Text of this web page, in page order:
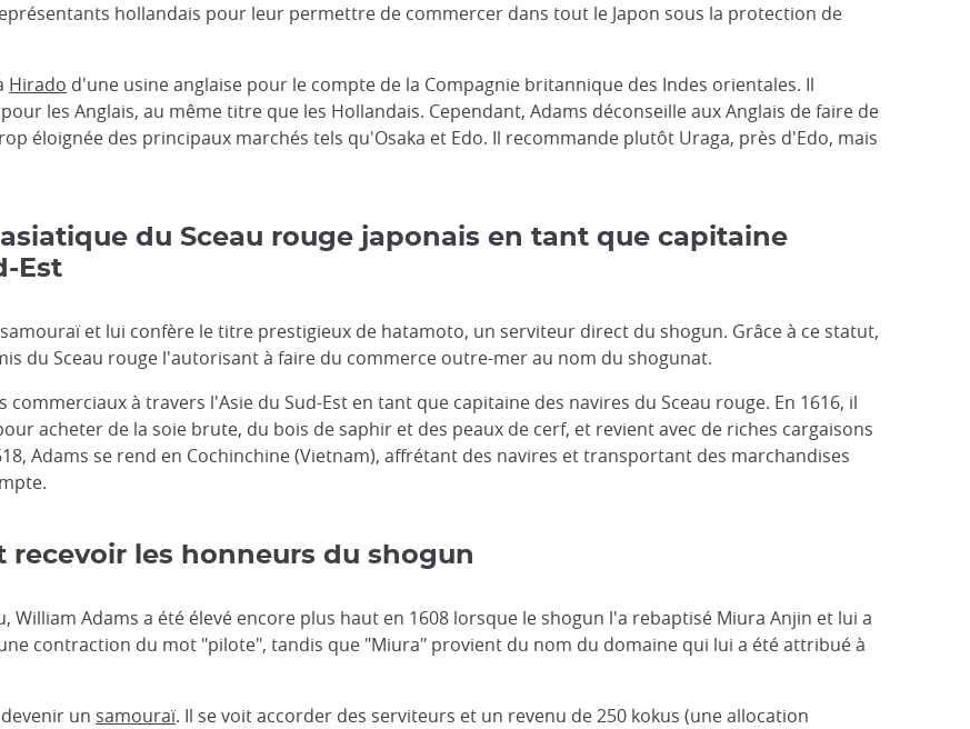
hollandais pour leur permettre de commercer dans tout le Japon sous la protection de
Hirado d'une usine anglaise pour le compte de la Compagnie britannique des Indes orientales. Il
les Anglais, au même titre que les Hollandais. Cependant, Adams déconseille aux Anglais de faire de
éloignée des principaux marchés tels qu'Osaka et Edo. Il recommande plutôt Uraga, près d'Edo, mais
du Sceau rouge japonais en tant que capitaine
Est
et lui confère le titre prestigieux de hatamoto, un serviteur direct du shogun. Grâce à ce statut,
du Sceau rouge l'autorisant à faire du commerce outre-mer au nom du shogunat.
commerciaux à travers l'Asie du Sud-Est en tant que capitaine des navires du Sceau rouge. En 1616, il
acheter de la soie brute, du bois de saphir et des peaux de cerf, et revient avec de riches cargaisons
Adams se rend en Cochinchine (Vietnam), affrétant des navires et transportant des marchandises
recevoir les honneurs du shogun
William Adams a été élevé encore plus haut en 1608 lorsque le shogun l'a rebaptisé Miura Anjin et lui a
contraction du mot "pilote", tandis que "Miura" provient du nom du domaine qui lui a été attribué à
un samouraï. Il se voit accorder des serviteurs et un revenu de 250 kokus (une allocation